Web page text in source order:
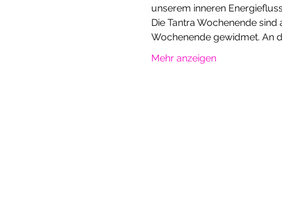
unserem inneren
Die Tantra Wochenende
Wochenende gewidmet. An
Mehr anzeigen